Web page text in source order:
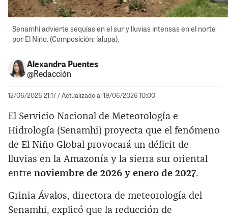
Senamhi advierte sequías en el sur y lluvias intensas en el norte
por El Niño. (Composición: lalupa).
Alexandra Puentes
@Redacción
12/06/2026 21:17/ Actualizado al 19/06/2026 10:00
El Servicio Nacional de Meteorología e
Hidrología (Senamhi) proyecta que el fenómeno
de El Niño Global provocará un déficit de
lluvias en la Amazonía y la sierra sur oriental
entre noviembre de 2026 y enero de 2027.
Grinia Ávalos, directora de meteorología del
Senamhi, explicó que la reducción de